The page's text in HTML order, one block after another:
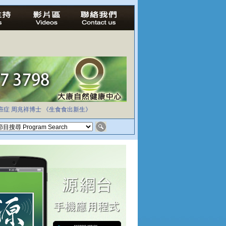
症 周兆祥博士 《生食食出新生》